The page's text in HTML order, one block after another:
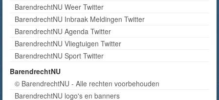
BarendrechtNU Weer Twitter
BarendrechtNU Inbraak Meldingen Twitter
BarendrechtNU Agenda Twitter
BarendrechtNU Vliegtuigen Twitter
BarendrechtNU Sport Twitter
BarendrechtNU
© BarendrechtNU - Alle rechten voorbehouden
BarendrechtNU logo's en banners